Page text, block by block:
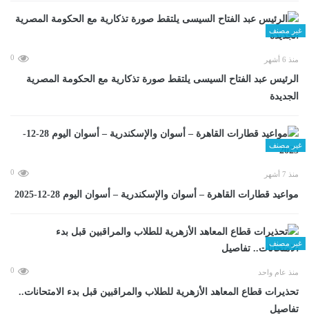
غير مصنف
منذ 6 أشهر 0
الرئيس عبد الفتاح السيسى يلتقط صورة تذكارية مع الحكومة المصرية
الجديدة
غير مصنف
منذ 7 أشهر 0
مواعيد قطارات القاهرة – أسوان والإسكندرية – أسوان اليوم 28-12-2025
غير مصنف
منذ عام واحد 0
تحذيرات قطاع المعاهد الأزهرية للطلاب والمراقبين قبل بدء الامتحانات..
تفاصيل